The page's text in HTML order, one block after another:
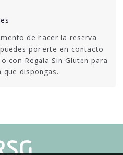
de hacer la reserva
ponerte en contacto
con Regala Sin Gluten para
que dispongas.